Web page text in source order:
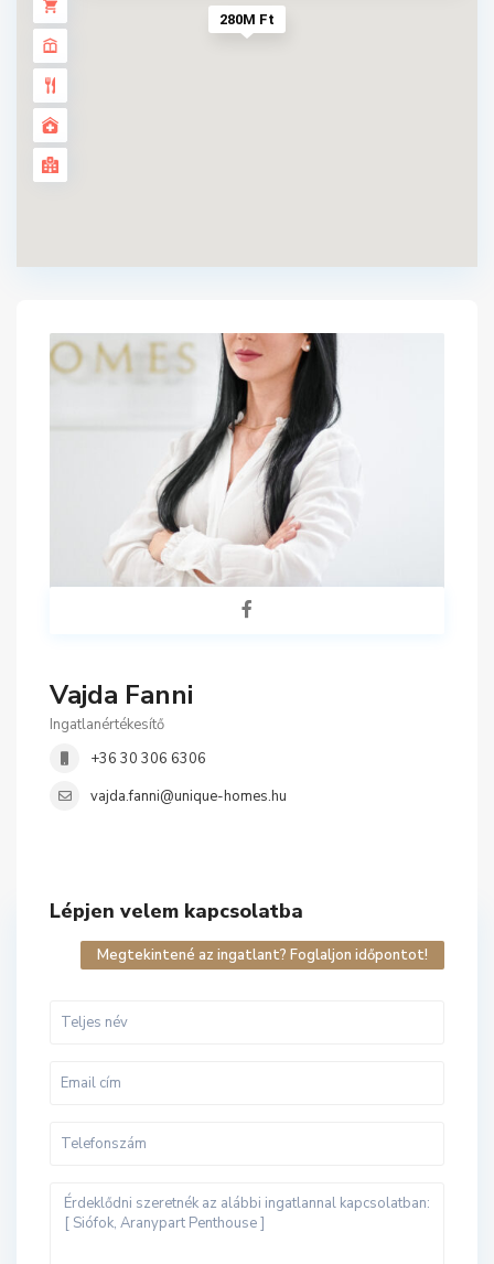
280M Ft
Vajda Fanni
Ingatlanértékesítő
+36 30 306 6306
vajda.fanni@unique-homes.hu
Lépjen velem kapcsolatba
Megtekintené az ingatlant? Foglaljon időpontot!